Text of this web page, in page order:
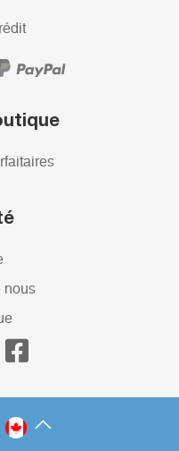
nous